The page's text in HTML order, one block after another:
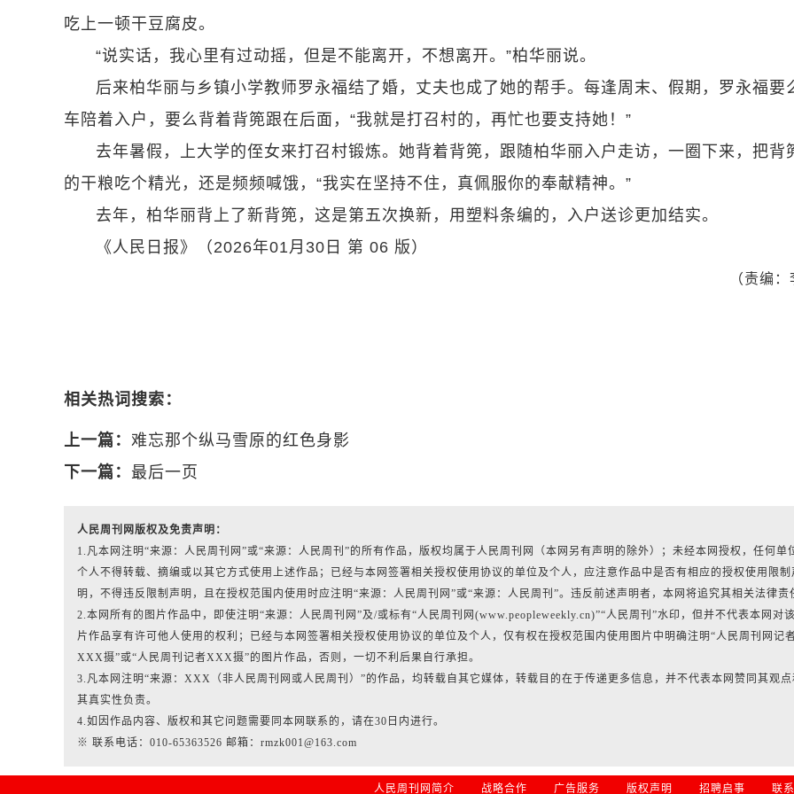
吃上一顿干豆腐皮。
“说实话，我心里有过动摇，但是不能离开，不想离开。”柏华丽说。
后来柏华丽与乡镇小学教师罗永福结了婚，丈夫也成了她的帮手。每逢周末、假期，罗永福要
车陪着入户，要么背着背篼跟在后面，“我就是打召村的，再忙也要支持她！”
去年暑假，上大学的侄女来打召村锻炼。她背着背篼，跟随柏华丽入户走访，一圈下来，把背
的干粮吃个精光，还是频频喊饿，“我实在坚持不住，真佩服你的奉献精神。”
去年，柏华丽背上了新背篼，这是第五次换新，用塑料条编的，入户送诊更加结实。
《人民日报》（2026年01月30日 第 06 版）
（责编：
相关热词搜索：
上一篇： 难忘那个纵马雪原的红色身影
下一篇： 最后一页
人民周刊网版权及免责声明：
1.凡本网注明“来源：人民周刊网”或“来源：人民周刊”的所有作品，版权均属于人民周刊网（本网另有声明的除外）；未经本网授权，任何单
个人不得转载、摘编或以其它方式使用上述作品；已经与本网签署相关授权使用协议的单位及个人，应注意作品中是否有相应的授权使用限制
明，不得违反限制声明，且在授权范围内使用时应注明“来源：人民周刊网”或“来源：人民周刊”。违反前述声明者，本网将追究其相关法律责
2.本网所有的图片作品中，即使注明“来源：人民周刊网”及/或标有“人民周刊网(www.peopleweekly.cn)”“人民周刊”水印，但并不代表本网对
片作品享有许可他人使用的权利；已经与本网签署相关授权使用协议的单位及个人，仅有权在授权范围内使用图片中明确注明“人民周刊网记
XXX摄”或“人民周刊记者XXX摄”的图片作品，否则，一切不利后果自行承担。
3.凡本网注明“来源：XXX（非人民周刊网或人民周刊）”的作品，均转载自其它媒体，转载目的在于传递更多信息，并不代表本网赞同其观点
其真实性负责。
4.如因作品内容、版权和其它问题需要同本网联系的，请在30日内进行。
※ 联系电话：010-65363526 邮箱：rmzk001@163.com
人民周刊网简介 战略合作 广告服务 版权声明 招聘启事 联